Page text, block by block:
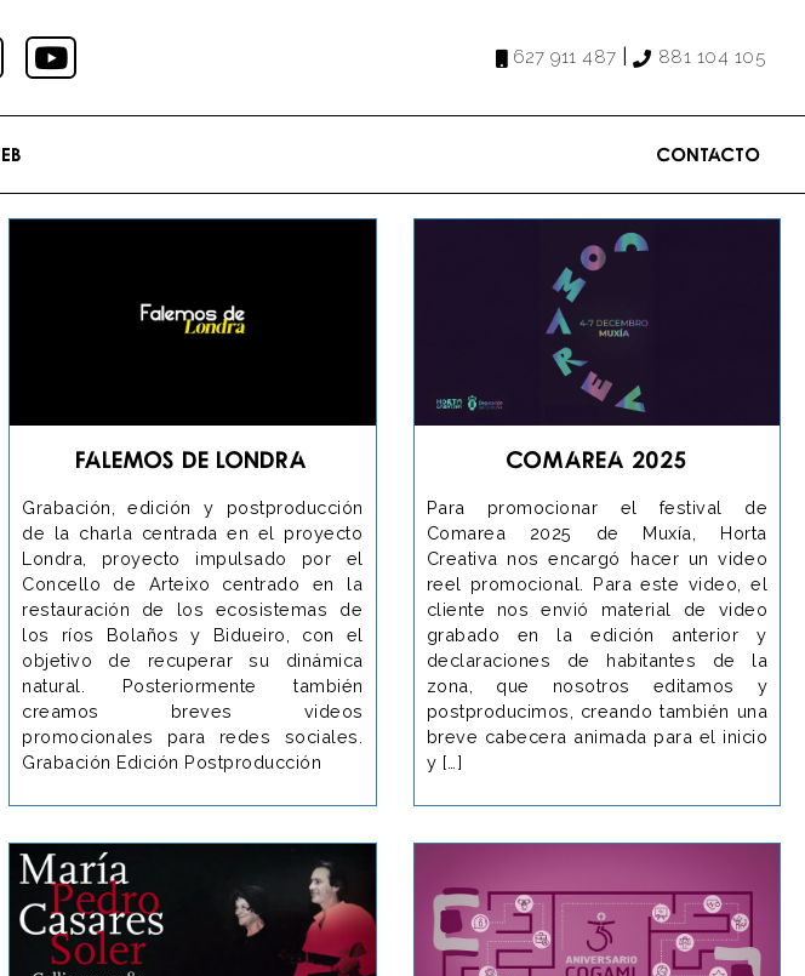
627 911 487 881 104 105
Contacto
Falemos de Londra
Grabación, edición y postproducción
de la charla centrada en el proyecto
Londra, proyecto impulsado por el
Concello de Arteixo centrado en la
restauración de los ecosistemas de
los ríos Bolaños y Bidueiro, con el
objetivo de recuperar su dinámica
natural. Posteriormente también
creamos breves videos
promocionales para redes sociales.
Grabación Edición Postproducción
Comarea 2025
Para promocionar el festival de
Comarea 2025 de Muxía, Horta
Creativa nos encargó hacer un video
reel promocional. Para este video, el
cliente nos envió material de video
grabado en la edición anterior y
declaraciones de habitantes de la
zona, que nosotros editamos y
postproducimos, creando también una
breve cabecera animada para el inicio
y […]